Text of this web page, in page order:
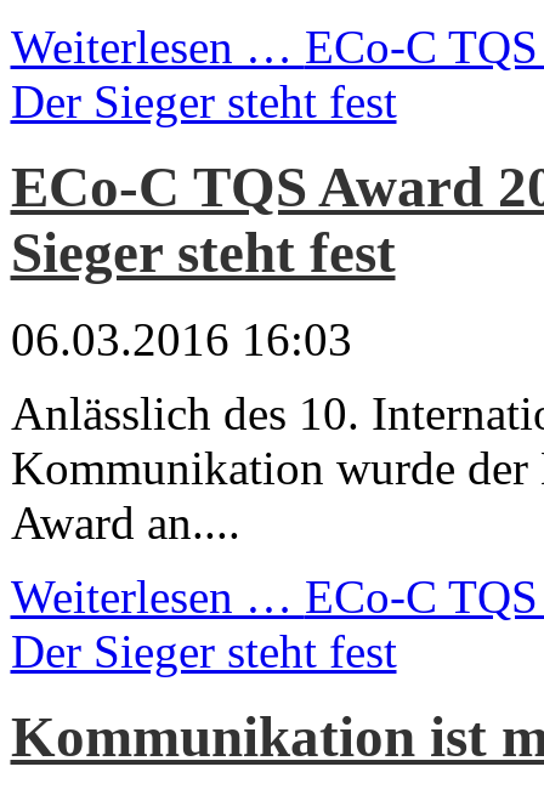
Weiterlesen … ECo-C
Der Sieger steht fest
ECo-C TQS Award
Sieger steht fest
06.03.2016 16:03
Anlässlich des 10.
Kommunikation wurde der
Award an....
Weiterlesen … ECo-C
Der Sieger steht fest
Kommunikation ist